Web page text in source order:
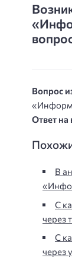
Вопрос
Ответ на
В
С
через
С
через